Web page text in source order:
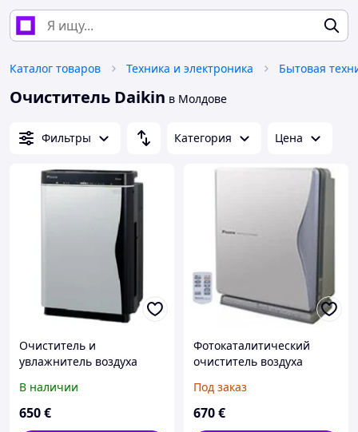
Каталог товаров Техника и электроника Бытовая
Очиститель Daikin в Молдове
Фильтры Категория Цена
Очиститель и
увлажнитель воздуха
В наличии
650€
Фотокаталитический
очиститель воздуха
Под заказ
670€